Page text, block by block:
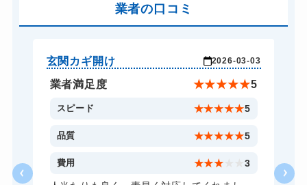
スーツケースカギ開け
ロッカーカギ開け 8,800円～(税込)
ドアノブカギ開け 6,600円～(税込)
ドアノブカギ交換 11,000円～(税込)
業者の口コミ
玄関カギ開け 2026-03-03
業者満足度 ★★★★★5
スピード ★★★★★5
品質 ★★★★★5
費用 ★★★ 3